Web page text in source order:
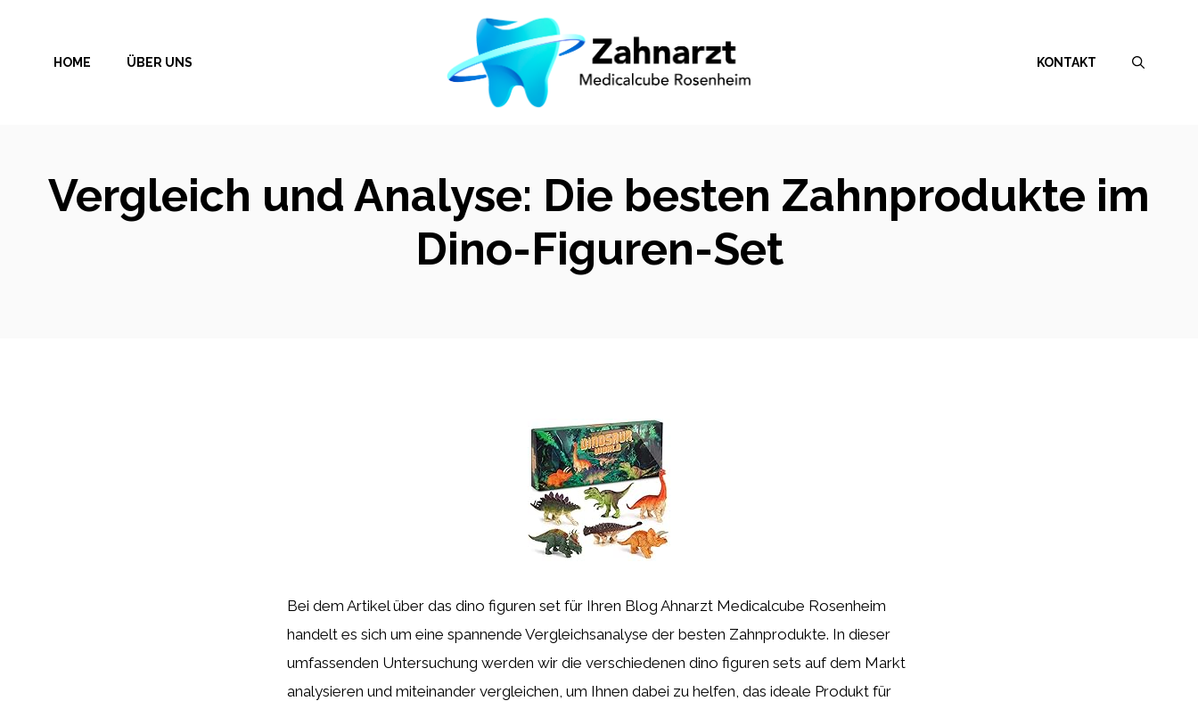
springenHOME ÜBER UNS KONTAKT
Vergleich und Analyse: Die besten Zahnprodukte im
Dino-Figuren-Set
Bei dem Artikel über das dino figuren set für Ihren Blog Ahnarzt Medicalcube Rosenheim
handelt es sich um eine spannende Vergleichsanalyse der besten Zahnprodukte. In dieser
umfassenden Untersuchung werden wir die verschiedenen dino figuren sets auf dem Markt
analysieren und miteinander vergleichen, um Ihnen dabei zu helfen, das ideale Produkt für